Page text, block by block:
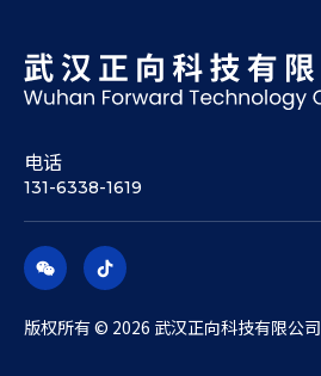
电话
131-6338-1619
版权所有 © 2026 武汉正向科技有限公司